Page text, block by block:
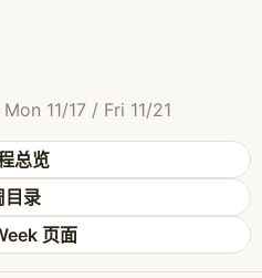
11/17 / Fri 11/21
总览
目录
页面